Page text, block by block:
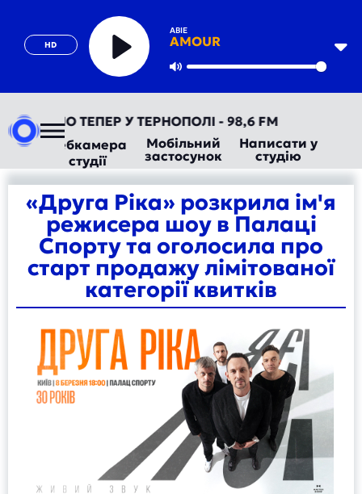
HD
ABIE
AMOUR
Play
ТЕПЕР У ТЕРНОПОЛІ - 98,6 FM
Вебкамера
студії
Мобільний
застосунок
Написати у
студію
«Друга Ріка» розкрила ім'я
режисера шоу в Палаці
Спорту та оголосила про
старт продажу лімітованої
категорії квитків